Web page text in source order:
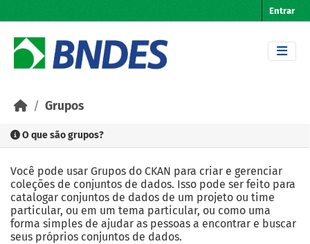
Entrar
Grupos
O que são grupos?
Você pode usar Grupos do CKAN para criar e gerenciar
coleções de conjuntos de dados. Isso pode ser feito para
catalogar conjuntos de dados de um projeto ou time
particular, ou em um tema particular, ou como uma
forma simples de ajudar as pessoas a encontrar e buscar
seus próprios conjuntos de dados.